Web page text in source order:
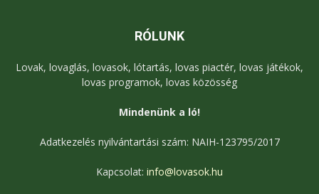
RÓLUNK
Lovak, lovaglás, lovasok, lótartás, lovas piactér, lovas játékok,
lovas programok, lovas közösség
Mindenünk a ló!
Adatkezelés nyilvántartási szám: NAIH-123795/2017
Kapcsolat: info@lovasok.hu